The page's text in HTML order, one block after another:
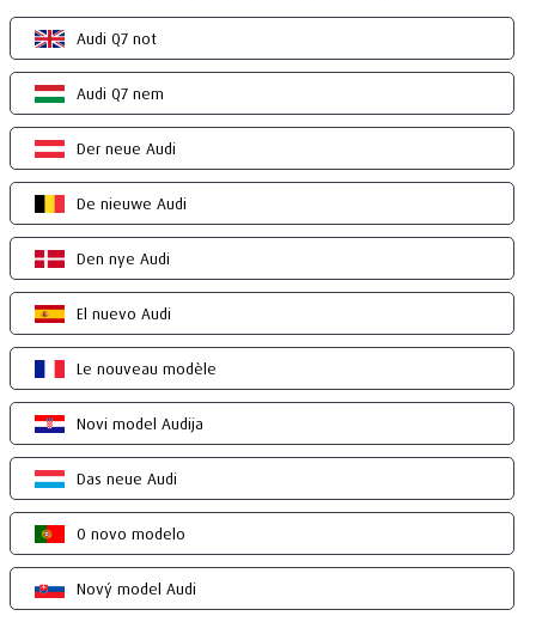
Audi Q7 not
Audi Q7 nem
Der neue Audi
De nieuwe Audi
Den nye Audi
El nuevo Audi
Le nouveau modèle
Novi model Audija
Das neue Audi
O novo modelo
Nový model Audi